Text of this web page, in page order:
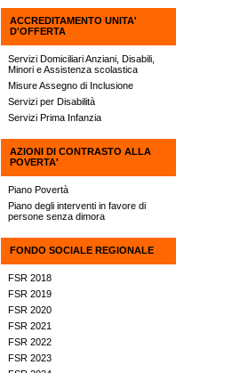
ACCREDITAMENTO UNITA'
D'OFFERTA
Servizi Domiciliari Anziani, Disabili,
Minori e Assistenza scolastica
Misure Assegno di Inclusione
Servizi per Disabilità
Servizi Prima Infanzia
AZIONI DI CONTRASTO ALLA
POVERTA'
Piano Povertà
Piano degli interventi in favore di
persone senza dimora
FONDO SOCIALE REGIONALE
FSR 2018
FSR 2019
FSR 2020
FSR 2021
FSR 2022
FSR 2023